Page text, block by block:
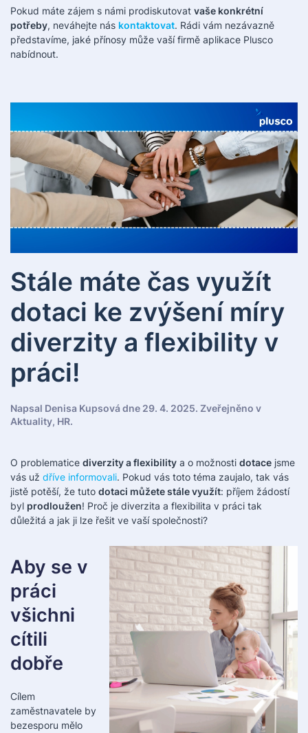
Pokud máte zájem s námi prodiskutovat vaše konkrétní
potřeby, neváhejte nás kontaktovat. Rádi vám nezávazně
představíme, jaké přínosy může vaší firmě aplikace Plusco
nabídnout.
Stále máte čas využít
dotaci ke zvýšení míry
diverzity a flexibility v
práci!
Napsal Denisa Kupsová dne 29. 4. 2025. Zveřejněno v
Aktuality, HR.
O problematice diverzity a flexibility a o možnosti dotace jsme
vás už dříve informovali. Pokud vás toto téma zaujalo, tak vás
jistě potěší, že tuto dotaci můžete stále využít: příjem žádostí
byl prodloužen! Proč je diverzita a flexibilita v práci tak
důležitá a jak ji lze řešit ve vaší společnosti?
Aby se v
práci
všichni
cítili
dobře
Cílem
zaměstnavatele by
bezesporu mělo